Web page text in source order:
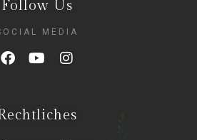
Follow Us
MEDIA